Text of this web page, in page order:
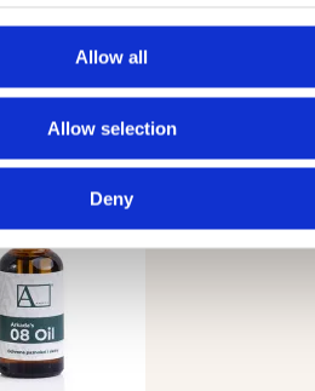
Allow all
Allow selection
Deny